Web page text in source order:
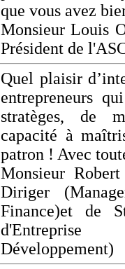
que vous avez
Monsieur Louis
Président de
Quel plaisir
entrepreneurs
stratèges, de
capacité à
patron ! Avec
Monsieur
Diriger
Finance)et de
Développement)